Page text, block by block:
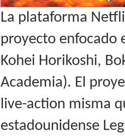
La plataforma
proyecto enfocado
Kohei Horikoshi,
Academia). El
live-action misma
estadounidense